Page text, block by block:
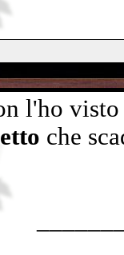
l'ho visto
che